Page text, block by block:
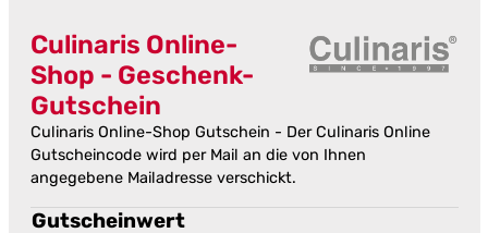
Culinaris Online-
Shop - Geschenk-
Gutschein
Culinaris Online-Shop Gutschein - Der Culinaris Online
Gutscheincode wird per Mail an die von Ihnen
angegebene Mailadresse verschickt.
Gutscheinwert